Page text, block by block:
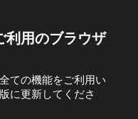
利用のブラウザ
ての機能をご利用い
に更新してくださ